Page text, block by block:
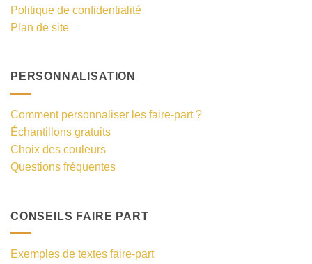
Politique de confidentialité
Plan de site
PERSONNALISATION
Comment personnaliser les faire-part ?
Échantillons gratuits
Choix des couleurs
Questions fréquentes
CONSEILS FAIRE PART
Exemples de textes faire-part